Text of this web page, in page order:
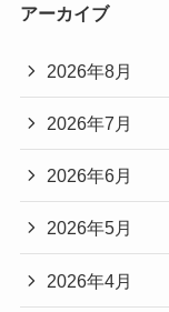
アーカイブ
2026年8月
2026年7月
2026年6月
2026年5月
2026年4月